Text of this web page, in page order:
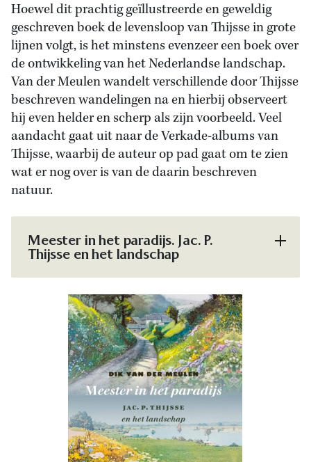
Hoewel dit prachtig geïllustreerde en geweldig
geschreven boek de levensloop van Thijsse in grote
lijnen volgt, is het minstens evenzeer een boek over
de ontwikkeling van het Nederlandse landschap.
Van der Meulen wandelt verschillende door Thijsse
beschreven wandelingen na en hierbij observeert
hij even helder en scherp als zijn voorbeeld. Veel
aandacht gaat uit naar de Verkade-albums van
Thijsse, waarbij de auteur op pad gaat om te zien
wat er nog over is van de daarin beschreven
natuur.
Meester in het paradijs. Jac. P.
Thijsse en het landschap